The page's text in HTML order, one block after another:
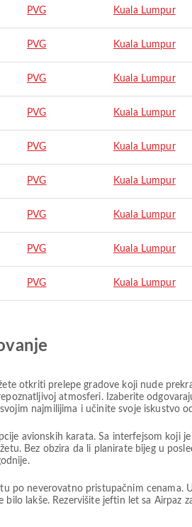
PVG Kuala Lumpur
PVG Kuala Lumpur
PVG Kuala Lumpur
PVG Kuala Lumpur
PVG Kuala Lumpur
PVG Kuala Lumpur
PVG Kuala Lumpur
PVG Kuala Lumpur
PVG Kuala Lumpur
otkriti prelepe gradove koji nude
atmosferi. Izaberite
najmilijima i učinite svoje iskustvo
avionskih karata. Sa interfejsom koji
Bez obzira da li planirate bijeg u
po neverovatno pristupačnim cenama.
lakše. Rezervišite jeftin let sa Airpaz